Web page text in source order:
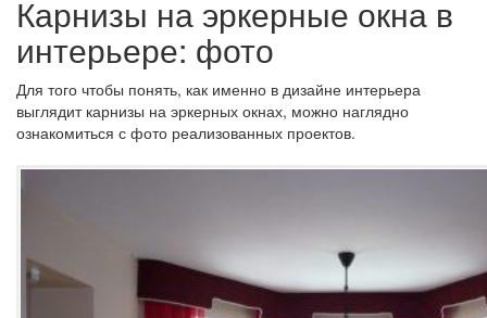
Карнизы на эркерные окна в
интерьере: фото
Для того чтобы понять, как именно в дизайне интерьера
выглядит карнизы на эркерных окнах, можно наглядно
ознакомиться с фото реализованных проектов.